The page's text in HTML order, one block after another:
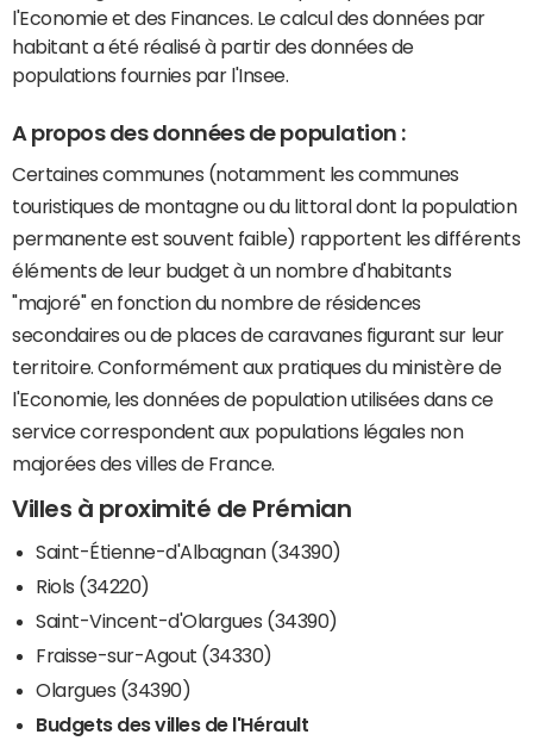
l'Economie et des Finances. Le calcul des données par
habitant a été réalisé à partir des données de
populations fournies par l'Insee.
A propos des données de population :
Certaines communes (notamment les communes
touristiques de montagne ou du littoral dont la population
permanente est souvent faible) rapportent les différents
éléments de leur budget à un nombre d'habitants
"majoré" en fonction du nombre de résidences
secondaires ou de places de caravanes figurant sur leur
territoire. Conformément aux pratiques du ministère de
l'Economie, les données de population utilisées dans ce
service correspondent aux populations légales non
majorées des villes de France.
Villes à proximité de Prémian
Saint-Étienne-d'Albagnan (34390)
Riols (34220)
Saint-Vincent-d'Olargues (34390)
Fraisse-sur-Agout (34330)
Olargues (34390)
Budgets des villes de l'Hérault